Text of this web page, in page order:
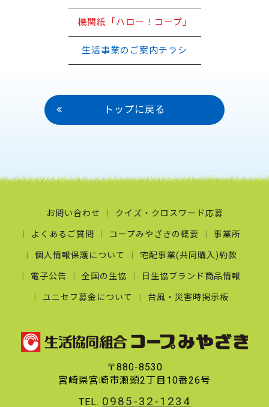
機関紙「ハロー！コープ」
生活事業のご案内チラシ
トップに戻る
お問い合わせ クイズ・クロスワード応募
よくあるご質問 コープみやざきの概要 事業所
個人情報保護について 宅配事業(共同購入)約款
電子公告 全国の生協 日生協ブランド商品情報
ユニセフ募金について 台風・災害時掲示板
〒880-8530
宮崎県宮崎市瀬頭2丁目10番26号
TEL. 0985-32-1234